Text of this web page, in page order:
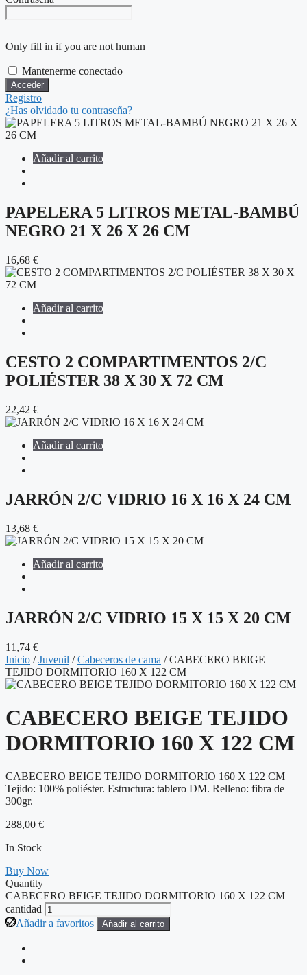
Only fill in if you are not human
Mantenerme conectado
Registro
¿Has olvidado tu contraseña?
Añadir al carrito
PAPELERA 5 LITROS METAL-BAMBÚ
NEGRO 21 X 26 X 26 CM
16,68 €
Añadir al carrito
CESTO 2 COMPARTIMENTOS 2/C
POLIÉSTER 38 X 30 X 72 CM
22,42 €
Añadir al carrito
JARRÓN 2/C VIDRIO 16 X 16 X 24 CM
13,68 €
Añadir al carrito
JARRÓN 2/C VIDRIO 15 X 15 X 20 CM
11,74 €
Inicio /Juvenil /Cabeceros de cama / CABECERO BEIGE
TEJIDO DORMITORIO 160 X 122 CM
CABECERO BEIGE TEJIDO
DORMITORIO 160 X 122 CM
CABECERO BEIGE TEJIDO DORMITORIO 160 X 122 CM
Tejido: 100% poliéster. Estructura: tablero DM. Relleno: fibra de
300gr.
288,00 €
In Stock
Buy Now
Quantity
CABECERO BEIGE TEJIDO DORMITORIO 160 X 122 CM
cantidad
Añadir a favoritos
Añadir al carrito